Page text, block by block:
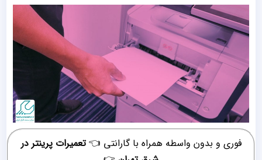
فوری و بدون واسطه همراه با گارانتی 👈تعمیرات پرینتر در